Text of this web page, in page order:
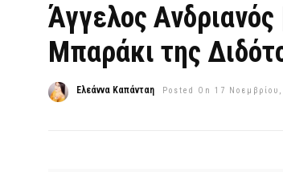
Άγγελος
Μπαράκι της
Ελεάννα Καπάνταη Posted On 17 Νοεμβρίου,